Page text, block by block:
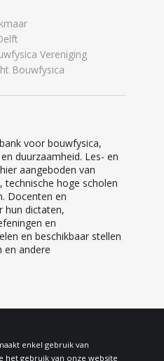
Vereniging
Bouwfysica
voor bouwfysica,
duurzaamheid. Les- en
aangeboden van
technische hoge scholen
Docenten en
hun dictaten,
en
en beschikbaar stellen
en andere
enkel gebruik van
gebruik van onze website